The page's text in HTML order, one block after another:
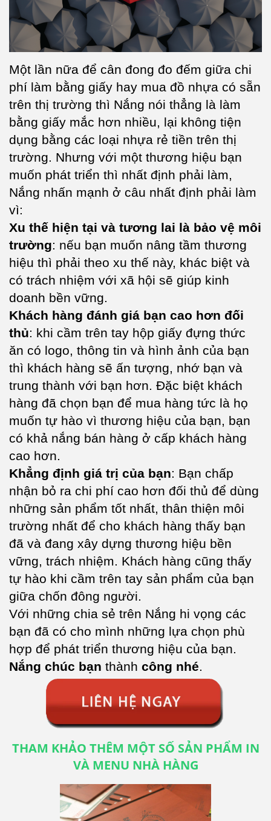
Một lần nữa để cân đong đo đếm giữa chi
phí làm bằng giấy hay mua đồ nhựa có sẵn
trên thị trường thì Nắng nói thẳng là làm
bằng giấy mắc hơn nhiều, lại không tiện
dụng bằng các loại nhựa rẻ tiền trên thị
trường. Nhưng với một thương hiệu bạn
muốn phát triển thì nhất định phải làm,
Nắng nhấn mạnh ở câu nhất định phải làm
vì:
Xu thế hiện tại và tương lai là bảo vệ môi
trường: nếu bạn muốn nâng tầm thương
hiệu thì phải theo xu thế này, khác biệt và
có trách nhiệm với xã hội sẽ giúp kinh
doanh bền vững.
Khách hàng đánh giá bạn cao hơn đối
thủ: khi cầm trên tay hộp giấy đựng thức
ăn có logo, thông tin và hình ảnh của bạn
thì khách hàng sẽ ấn tượng, nhớ bạn và
trung thành với bạn hơn. Đặc biệt khách
hàng đã chọn bạn để mua hàng tức là họ
muốn tự hào vì thương hiệu của bạn, bạn
có khả nắng bán hàng ở cấp khách hàng
cao hơn.
Khẳng định giá trị của bạn: Bạn chấp
nhận bỏ ra chi phí cao hơn đối thủ để dùng
những sản phẩm tốt nhất, thân thiện môi
trường nhất để cho khách hàng thấy bạn
đã và đang xây dựng thương hiệu bền
vững, trách nhiệm. Khách hàng cũng thấy
tự hào khi cầm trên tay sản phẩm của bạn
giữa chốn đông người.
Với những chia sẻ trên Nắng hi vọng các
bạn đã có cho mình những lựa chọn phù
hợp để phát triển thương hiệu của bạn.
Nắng chúc bạn thành công nhé.
THAM KHẢO THÊM MỘT SỐ SẢN PHẨM IN
VÀ MENU NHÀ HÀNG